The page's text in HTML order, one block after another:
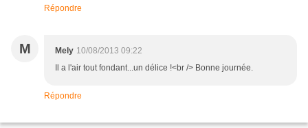
Répondre
M Mely 10/08/2013 09:22
Il a l'air tout fondant...un délice !<br /> Bonne journée.
Répondre